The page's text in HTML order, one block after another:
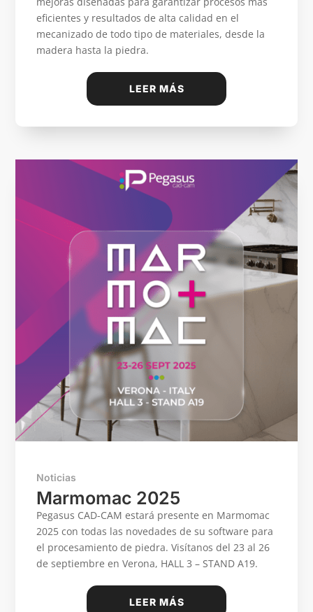
eficientes y resultados de alta calidad en el
mecanizado de todo tipo de materiales, desde la
madera hasta la piedra.
LEER MÁS
Marmomac 2025
Noticias
Pegasus CAD-CAM estará presente en Marmomac
2025 con todas las novedades de su software para
el procesamiento de piedra. Visítanos del 23 al 26
de septiembre en Verona, HALL 3 – STAND A19.
LEER MÁS